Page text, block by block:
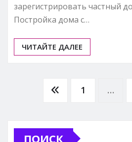
зарегистрировать частный
Постройка дома с…
ЧИТАЙТЕ ДАЛЕЕ
Пагинация
записей
1 …
ПОИСК